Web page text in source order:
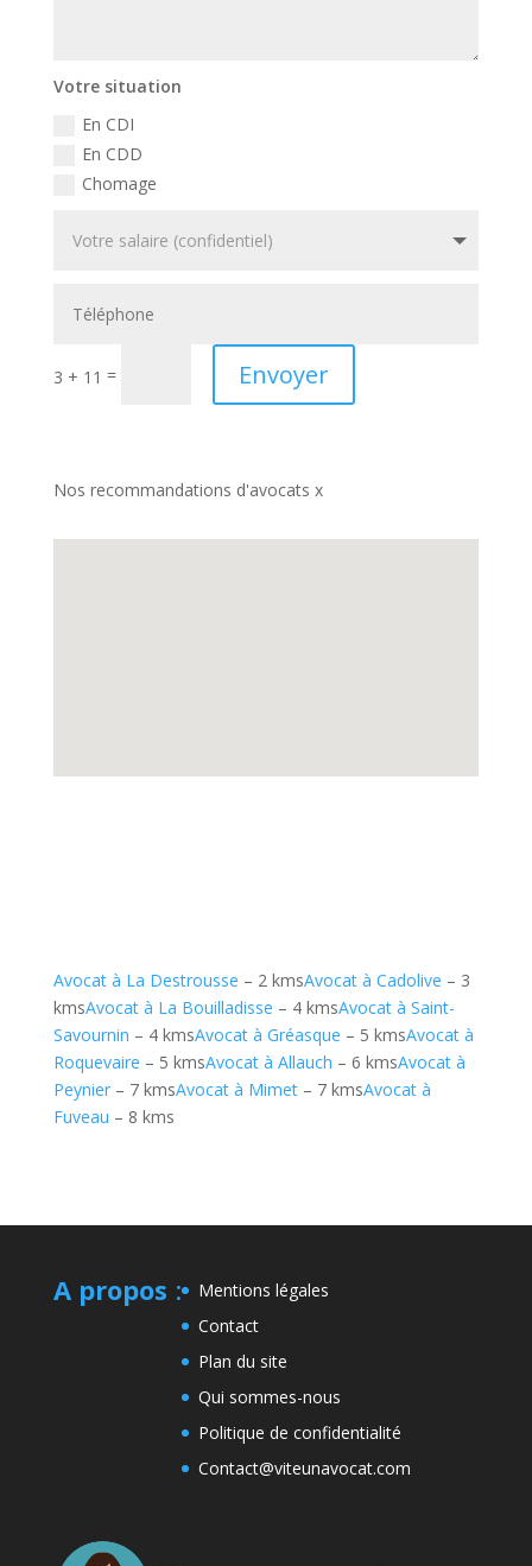
Votre situation
En CDI
En CDD
Chomage
3 + 11 = Envoyer
Nos recommandations d'avocats x
Avocat à La Destrousse – 2 kmsAvocat à Cadolive – 3
kmsAvocat à La Bouilladisse – 4 kmsAvocat à Saint-
Savournin – 4 kmsAvocat à Gréasque – 5 kmsAvocat à
Roquevaire – 5 kmsAvocat à Allauch – 6 kmsAvocat à
Peynier– 7 kmsAvocat à Mimet– 7 kmsAvocat à
Fuveau – 8 kms
A propos :
Mentions légales
Contact
Plan du site
Qui sommes-nous
Politique de confidentialité
Contact@viteunavocat.com